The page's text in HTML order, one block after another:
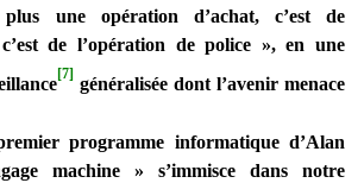
une opération d’achat, c’est de
de l’opération de police », en une
[7] généralisée dont l’avenir menace
programme informatique d’Alan
machine » s’immisce dans notre